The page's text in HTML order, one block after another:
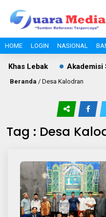
HOME LOGIN NASIONAL
Lebak Akademisi
Beranda / Desa Kalodran
Tag : Desa